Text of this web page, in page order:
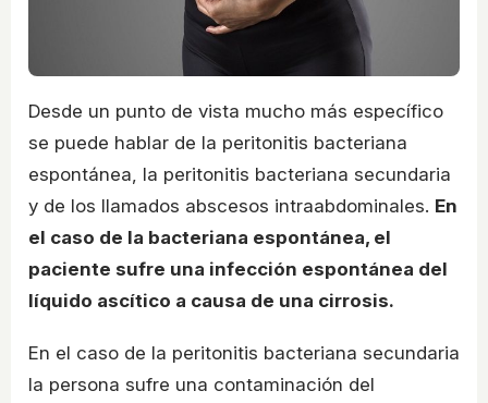
Desde un punto de vista mucho más específico
se puede hablar de la peritonitis bacteriana
espontánea, la peritonitis bacteriana secundaria
y de los llamados abscesos intraabdominales. En
el caso de la bacteriana espontánea, el
paciente sufre una infección espontánea del
líquido ascítico a causa de una cirrosis.
En el caso de la peritonitis bacteriana secundaria
la persona sufre una contaminación del